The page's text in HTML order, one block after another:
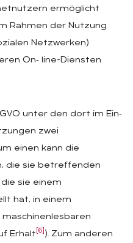
ermöglicht
Rahmen der Nutzung
Netzwerken)
On‑ line-Diensten
unter den dort im Ein‑
zwei
einen kann die
die sie betreffenden
sie einem
hat, in einem
Erhalt [6] ). Zum anderen